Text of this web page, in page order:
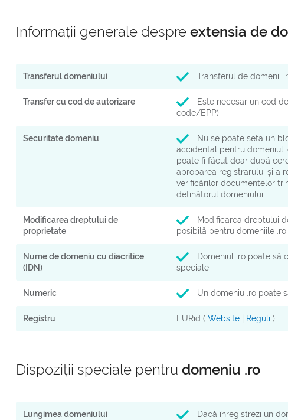
Informații generale despre extensia de
Transferul domeniului Transferul de domenii
Transfer cu cod de autorizare
Este necesar un cod
code/EPP)
Securitate domeniu
Nu se poate seta un
accidental pentru domeniul
poate fi făcut doar după
aprobarea registrarului și a
verificărilor documentelor
detinătorul domeniului.
Modificarea dreptului de
proprietate
Modificarea dreptului
posibilă pentru domeniile .ro
Nume de domeniu cu diacritice
(IDN)
Domeniul .ro poate să
speciale
Numeric Un domeniu .ro poate
Registru EURid (Website Reguli )
Dispoziții speciale pentru domeniu .ro
Lungimea domeniului
Dacă înregistrezi un